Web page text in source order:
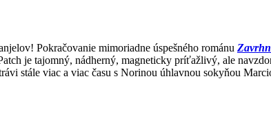
Pokračovanie mimoriadne úspešného románu
je tajomný, nádherný, magneticky príťažlivý, ale
stále viac a viac času s Norinou úhlavnou sokyňou